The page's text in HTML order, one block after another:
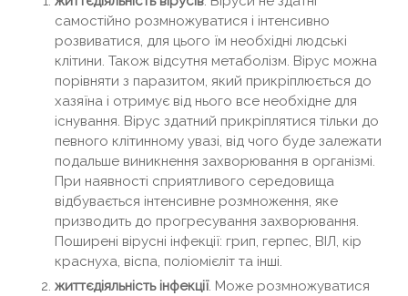
самостійно розмножуватися і інтенсивно
розвиватися, для цього їм необхідні людські
клітини. Також відсутня метаболізм. Вірус можна
порівняти з паразитом, який прикріплюється до
хазяїна і отримує від нього все необхідне для
існування. Вірус здатний прикріплятися тільки до
певного клітинному увазі, від чого буде залежати
подальше виникнення захворювання в організмі.
При наявності сприятливого середовища
відбувається інтенсивне розмноження, яке
призводить до прогресування захворювання.
Поширені вірусні інфекції: грип, герпес, ВІЛ, кір
краснуха, віспа, поліомієліт та інші.
життєдіяльність інфекції. Може розмножуватися